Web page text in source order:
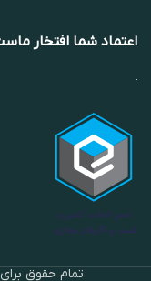
اعتماد شما افتخار
تمام حقوق برای